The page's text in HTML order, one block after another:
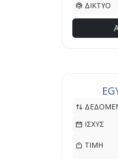
ΔΙΚΤΥΟ
ΙΣΧΥΣ
ΤΙΜΗ